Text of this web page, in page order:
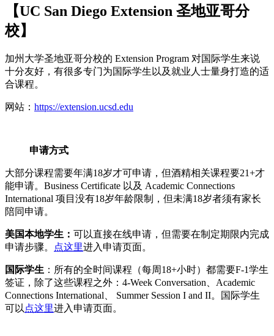
【UC San Diego Extension 圣地亚哥分
校】
加州大学圣地亚哥分校的 Extension Program 对国际学生来说
十分友好，有很多专门为国际学生以及就业人士量身打造的适
合课程。
网站： https://extension.ucsd.edu
申请方式
大部分课程需要年满18岁才可申请，但酒精相关课程要21+才
能申请。Business Certificate 以及 Academic Connections
International 项目没有18岁年龄限制，但未满18岁者须有家长
陪同申请。
美国本地学生： 可以直接在线申请，但需要在制定期限内完成
申请步骤。
点这里进入申请页面。
国际学生 ：所有的全时间课程（每周18+小时）都需要F-1学生
签证，除了这些课程之外：4-Week Conversation、Academic
Connections International、 Summer Session I and II。国际学生
可以 点这里进入申请页面。